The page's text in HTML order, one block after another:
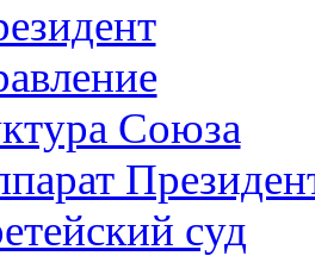
Союза
суд